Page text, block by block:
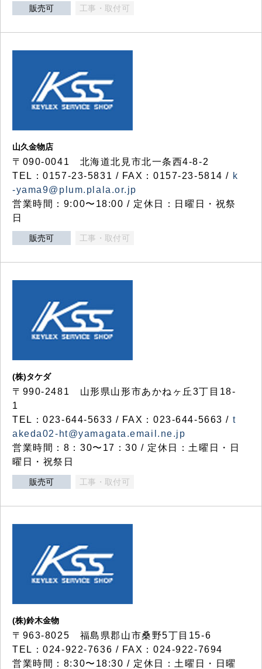
販売可 工事・取付可
山久金物店
〒090-0041 北海道北見市北一条西4-8-2
TEL：0157-23-5831 / FAX：0157-23-5814 / k
-yama9@plum.plala.or.jp
営業時間：9:00〜18:00 / 定休日：日曜日・祝祭
日
販売可 工事・取付可
(株)タケダ
〒990-2481 山形県山形市あかねヶ丘3丁目18-
1
TEL：023-644-5633 / FAX：023-644-5663 / t
akeda02-ht@yamagata.email.ne.jp
営業時間：8：30〜17：30 / 定休日：土曜日・日
曜日・祝祭日
販売可 工事・取付可
(株)鈴木金物
〒963-8025 福島県郡山市桑野5丁目15-6
TEL：024-922-7636 / FAX：024-922-7694
営業時間：8:30〜18:30 / 定休日：土曜日・日曜